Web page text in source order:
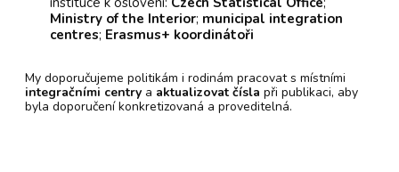
Ministry of the Interior; municipal integration
centres; Erasmus+ koordinátoři
My doporučujeme politikám i rodinám pracovat s místními
integračními centry a aktualizovat čísla při publikaci, aby
byla doporučení konkretizovaná a proveditelná.